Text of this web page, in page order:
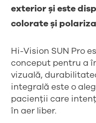
exterior și este
colorate și
Hi-Vision SUN Pro
conceput pentru a
vizuală,
integrală este o
pacienții care
în aer liber.